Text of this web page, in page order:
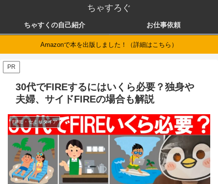
ちゃすろぐ
ちゃすくの自己紹介 お仕事依頼
Amazonで本を出版しました！（詳細はこちら）
PR
30代でFIREするにはいくら必要？独身や
夫婦、サイドFIREの場合も解説
FIRE・セミリタイア